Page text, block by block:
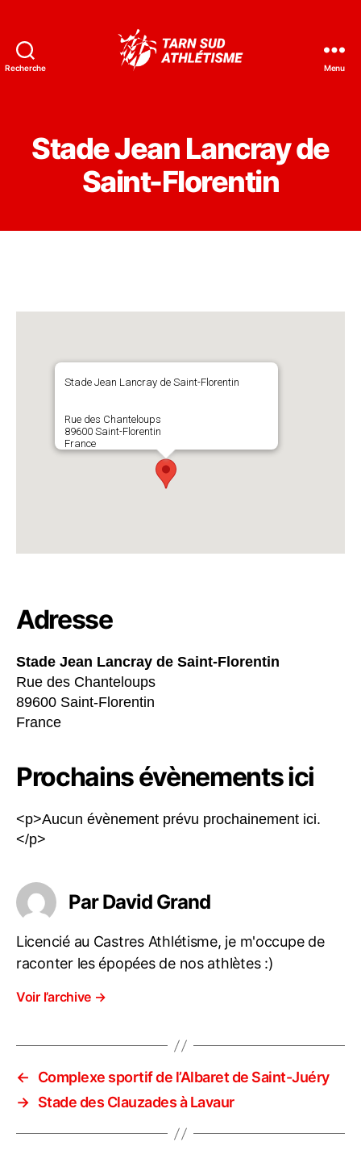
Recherche Menu
Stade Jean Lancray de
Saint-Florentin
Stade Jean Lancray de Saint-Florentin
Rue des Chanteloups
89600 Saint-Florentin
France
Adresse
Stade Jean Lancray de Saint-Florentin
Rue des Chanteloups
89600 Saint-Florentin
France
Prochains évènements ici
<p>Aucun évènement prévu prochainement ici.
</p>
Par David Grand
Licencié au Castres Athlétisme, je m'occupe de
raconter les épopées de nos athlètes :)
Voir l’archive →
←
Complexe sportif de l’Albaret de Saint-Juéry
→ Stade des Clauzades à Lavaur